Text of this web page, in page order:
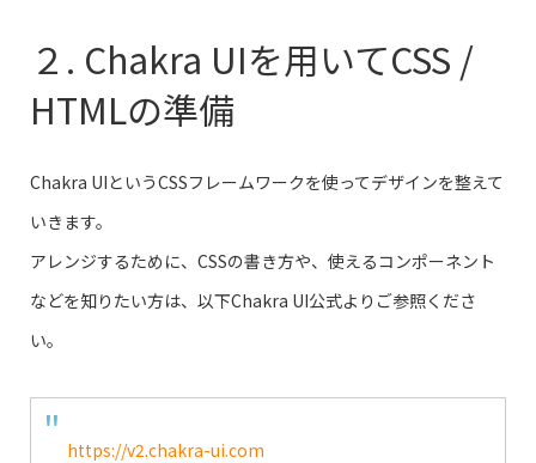
２. Chakra UIを用いてCSS /
HTMLの準備
Chakra UIというCSSフレームワークを使ってデザインを整えて
いきます。
アレンジするために、CSSの書き方や、使えるコンポーネント
などを知りたい方は、以下Chakra UI公式よりご参照くださ
い。
https://v2.chakra-ui.com